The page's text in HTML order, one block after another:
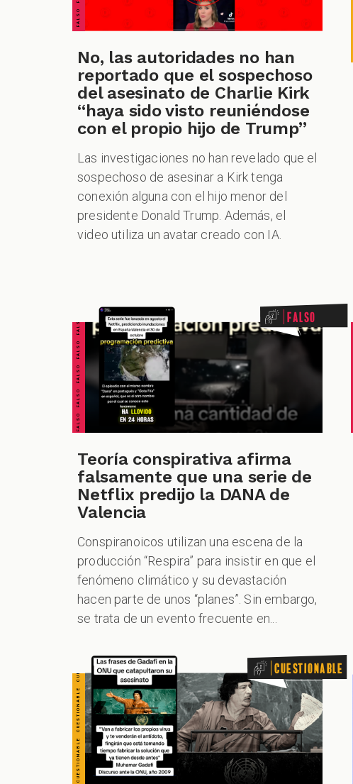
No, las autoridades no han
reportado que el sospechoso
del asesinato de Charlie Kirk
“haya sido visto reuniéndose
con el propio hijo de Trump”
Las investigaciones no han revelado que el
sospechoso de asesinar a Kirk tenga
conexión alguna con el hijo menor del
presidente Donald Trump. Además, el
video utiliza un avatar creado con IA.
FALSO FALSO FALSO FALSO FALSO FALSO FALSO Falso
Teoría conspirativa afirma
falsamente que una serie de
Netflix predijo la DANA de
Valencia
Conspiranoicos utilizan una escena de la
producción “Respira” para insistir en que el
fenómeno climático y su devastación
hacen parte de unos “planes”. Sin embargo,
se trata de un evento frecuente en...
CUESTIONABLE CUESTIONABLE CUESTIONABLE CUESTIONABLE CUESTIONABLE CUESTIONABLE CUESTIONABLE Cuestionable